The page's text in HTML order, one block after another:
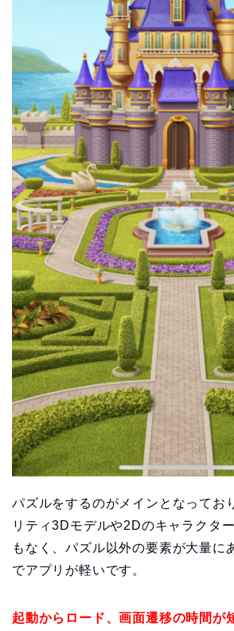
パズルをするのがメインとなってお
リティ3Dモデルや2Dのキャラクタ
もなく、パズル以外の要素が大量に
でアプリが軽いです。
起動からロード、画面遷移の時間が